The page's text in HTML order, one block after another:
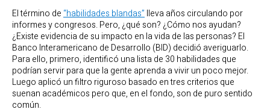
El término de “habilidades blandas” lleva años circulando por
informes y congresos. Pero, ¿qué son? ¿Cómo nos ayudan?
¿Existe evidencia de su impacto en la vida de las personas? El
Banco Interamericano de Desarrollo (BID) decidió averiguarlo.
Para ello, primero, identificó una lista de 30 habilidades que
podrían servir para que la gente aprenda a vivir un poco mejor.
Luego aplicó un filtro riguroso basado en tres criterios que
suenan académicos pero que, en el fondo, son de puro sentido
común.